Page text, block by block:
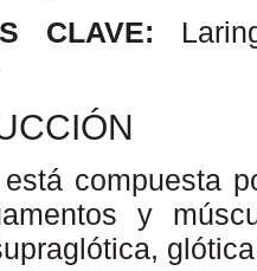
CLAVE:
compuesta
y